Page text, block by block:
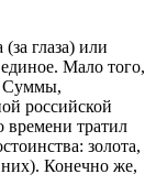
глаза) или
Мало того,
Суммы,
российской
времени тратил
золота,
Конечно же,